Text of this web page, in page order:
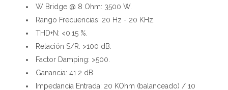
W Bridge @ 8 Ohm: 3500 W.
Rango Frecuencias: 20 Hz - 20 KHz.
THD+N: <0.15 %.
Relación S/R: >100 dB.
Factor Damping: >500.
Ganancia: 41.2 dB.
Impedancia Entrada: 20 KOhm (balanceado) / 10